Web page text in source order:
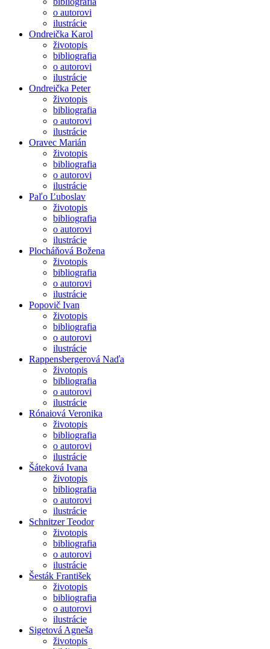
o autorovi
ilustrácie
Ondreička Karol
životopis
bibliografia
o autorovi
ilustrácie
Ondreička Peter
životopis
bibliografia
o autorovi
ilustrácie
Oravec Marián
životopis
bibliografia
o autorovi
ilustrácie
Paľo Ľuboslav
životopis
bibliografia
o autorovi
ilustrácie
Plocháňová Božena
životopis
bibliografia
o autorovi
ilustrácie
Popovič Ivan
životopis
bibliografia
o autorovi
ilustrácie
Rappensbergerová Naďa
životopis
bibliografia
o autorovi
ilustrácie
Rónaiová Veronika
životopis
bibliografia
o autorovi
ilustrácie
Šáteková Ivana
životopis
bibliografia
o autorovi
ilustrácie
Schnitzer Teodor
životopis
bibliografia
o autorovi
ilustrácie
Šesták František
životopis
bibliografia
o autorovi
ilustrácie
Sigetová Agneša
životopis